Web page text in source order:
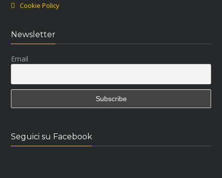
Cookie Policy
Newsletter
Email
Seguici su Facebook